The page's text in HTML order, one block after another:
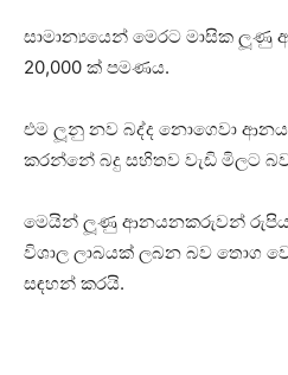
සාමාන්‍යයෙන් මෙරට මාසික ලූණු
20,000 ක් පමණය.
එම ලූනු නව බද්ද නොගෙවා
කරන්නේ බදු සහිතව වැඩි මිලට බව
මෙයින් ලූණු ආනයනකරුවන්
විශාල ලාබයක් ලබන බව තොග
සඳහන් කරයි.